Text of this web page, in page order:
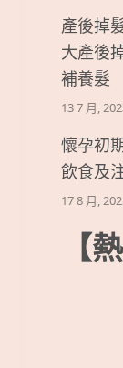
產後掉
大產後
補養髮
13 7 月,
懷孕初
飲食及
17 8 月,
【